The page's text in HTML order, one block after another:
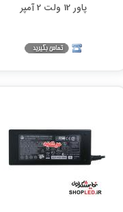
پاور 12 ولت 2 آمپر